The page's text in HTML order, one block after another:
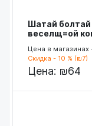
Шатай
веселщ=ой
Цена в магазинах
Скидка - 10 % (₪7)
Цена: ₪64